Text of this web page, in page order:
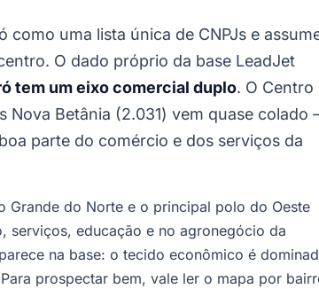
uma lista única de CNPJs e
O dado próprio da base LeadJet
tem um eixo comercial duplo. O Centro
Nova Betânia (2.031) vem quase colado
parte do comércio e dos serviços da
Grande do Norte e o principal polo do Oeste
serviços, educação e no agronegócio da
na base: o tecido econômico é
prospectar bem, vale ler o mapa por